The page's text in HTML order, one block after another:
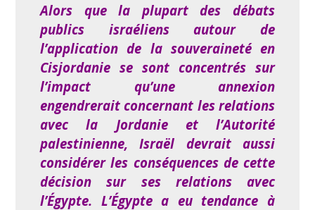
Alors que la plupart des débats
publics israéliens autour de
l’application de la souveraineté en
Cisjordanie se sont concentrés sur
l’impact qu’une annexion
engendrerait concernant les relations
avec la Jordanie et l’Autorité
palestinienne, Israël devrait aussi
considérer les conséquences de cette
décision sur ses relations avec
l’Égypte. L’Égypte a eu tendance à